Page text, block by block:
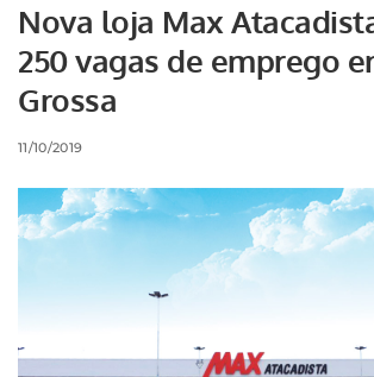
Nova loja Max
250 vagas de emprego
Grossa
11/10/2019